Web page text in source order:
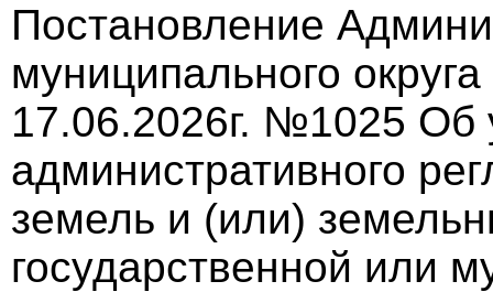
Постановление
муниципального
17.06.2026г. №1025 Об
административного
земель и (или)
государственной или